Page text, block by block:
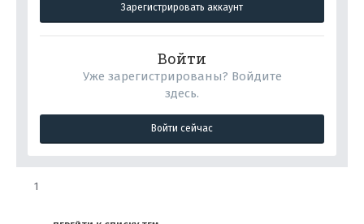
Зарегистрировать аккаунт
Войти
Уже зарегистрированы? Войдите
здесь.
Войти сейчас
1